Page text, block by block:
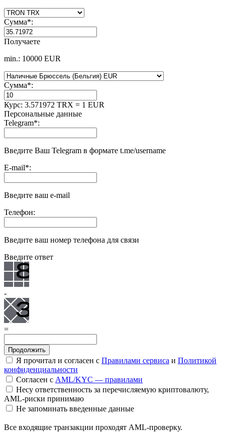
Сумма*:
Получаете
min.: 10000 EUR
Сумма*:
Курс: 3.571972 TRX = 1 EUR
Персональные данные
Telegram*:
Введите Ваш Telegram в формате t.me/username
E-mail*:
Введите ваш e-mail
Телефон:
Введите ваш номер телефона для связи
Введите ответ
-
=
Я прочитал и согласен с Правилами сервиса и Политикой
конфиденциальности
Согласен с AML/KYC — правилами
Несу ответственность за перечисляемую криптовалюту,
AML-риски принимаю
Не запоминать введенные данные
Все входящие транзакции проходят AML-проверку.